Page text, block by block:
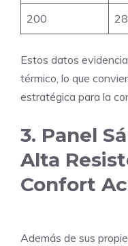
200
Estos datos
térmico, lo que
estratégica para la
3. Panel
Alta
Confort
Además de sus